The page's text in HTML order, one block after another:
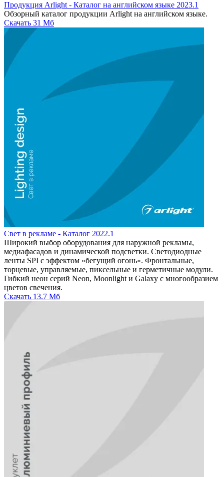
Продукция Arlight - Каталог на английском языке 2023.1
Обзорный каталог продукции Arlight на английском языке.
Скачать 31 Мб
Свет в рекламе - Каталог 2022.1
Широкий выбор оборудования для наружной рекламы,
медиафасадов и динамической подсветки. Светодиодные
ленты SPI с эффектом «бегущий огонь». Фронтальные,
торцевые, управляемые, пиксельные и герметичные модули.
Гибкий неон серий Neon, Moonlight и Galaxy с многообразием
цветов свечения.
Скачать 13.7 Мб